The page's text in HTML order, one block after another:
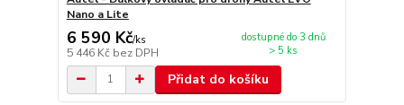
Nano a Lite
6 590 Kč/ks
5 446 Kč bez DPH
dostupné do 3 dnů
> 5 ks
Přidat do košíku